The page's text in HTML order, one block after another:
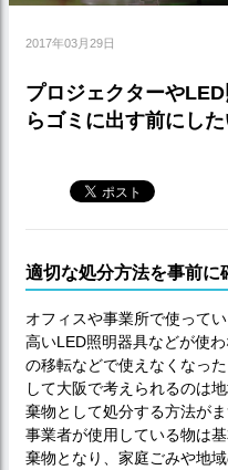
2017年03月29日
プロジェクターや
らゴミに出す前にした
適切な処分方法を事前に
オフィスや事業所で使って
高いLED照明器具などが使
の移転などで使えなくなっ
して大阪で考えられるのは
棄物として処分する方法がま
事業者が使用している物は
棄物となり、家庭ごみや地